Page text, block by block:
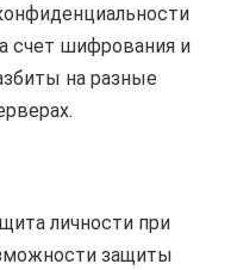
счет шифрования и
на разные
личности при
защиты